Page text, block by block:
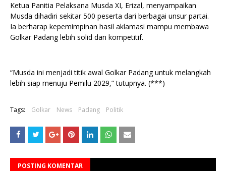
Ketua Panitia Pelaksana Musda XI, Erizal, menyampaikan
Musda dihadiri sekitar 500 peserta dari berbagai unsur partai.
Ia berharap kepemimpinan hasil aklamasi mampu membawa
Golkar Padang lebih solid dan kompetitif.
“Musda ini menjadi titik awal Golkar Padang untuk melangkah
lebih siap menuju Pemilu 2029,” tutupnya. (***)
Tags: Golkar News Padang Politik
POSTING KOMENTAR